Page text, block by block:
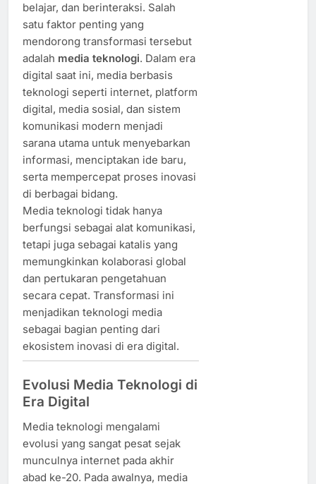
belajar, dan berinteraksi. Salah
satu faktor penting yang
mendorong transformasi tersebut
adalah media teknologi. Dalam era
digital saat ini, media berbasis
teknologi seperti internet, platform
digital, media sosial, dan sistem
komunikasi modern menjadi
sarana utama untuk menyebarkan
informasi, menciptakan ide baru,
serta mempercepat proses inovasi
di berbagai bidang.
Media teknologi tidak hanya
berfungsi sebagai alat komunikasi,
tetapi juga sebagai katalis yang
memungkinkan kolaborasi global
dan pertukaran pengetahuan
secara cepat. Transformasi ini
menjadikan teknologi media
sebagai bagian penting dari
ekosistem inovasi di era digital.
Evolusi Media Teknologi di
Era Digital
Media teknologi mengalami
evolusi yang sangat pesat sejak
munculnya internet pada akhir
abad ke-20. Pada awalnya, media